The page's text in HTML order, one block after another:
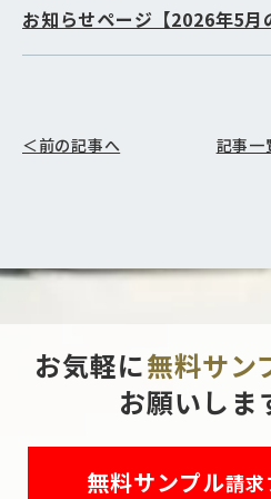
お知らせページ【2026年5月
＜前の記事へ 記事一
お気軽に無料サン
お願いしま
無料サンプル請求